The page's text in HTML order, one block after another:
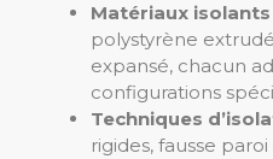
Matériaux isolants
polystyrène
expansé, chacun
configurations
Techniques
rigides, fausse